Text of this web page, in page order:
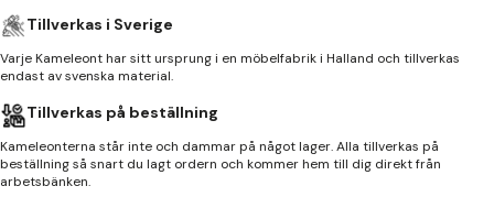
Tillverkas i Sverige
Varje Kameleont har sitt ursprung i en möbelfabrik i Halland och tillverkas
endast av svenska material.
Tillverkas på beställning
Kameleonterna står inte och dammar på något lager. Alla tillverkas på
beställning så snart du lagt ordern och kommer hem till dig direkt från
arbetsbänken.